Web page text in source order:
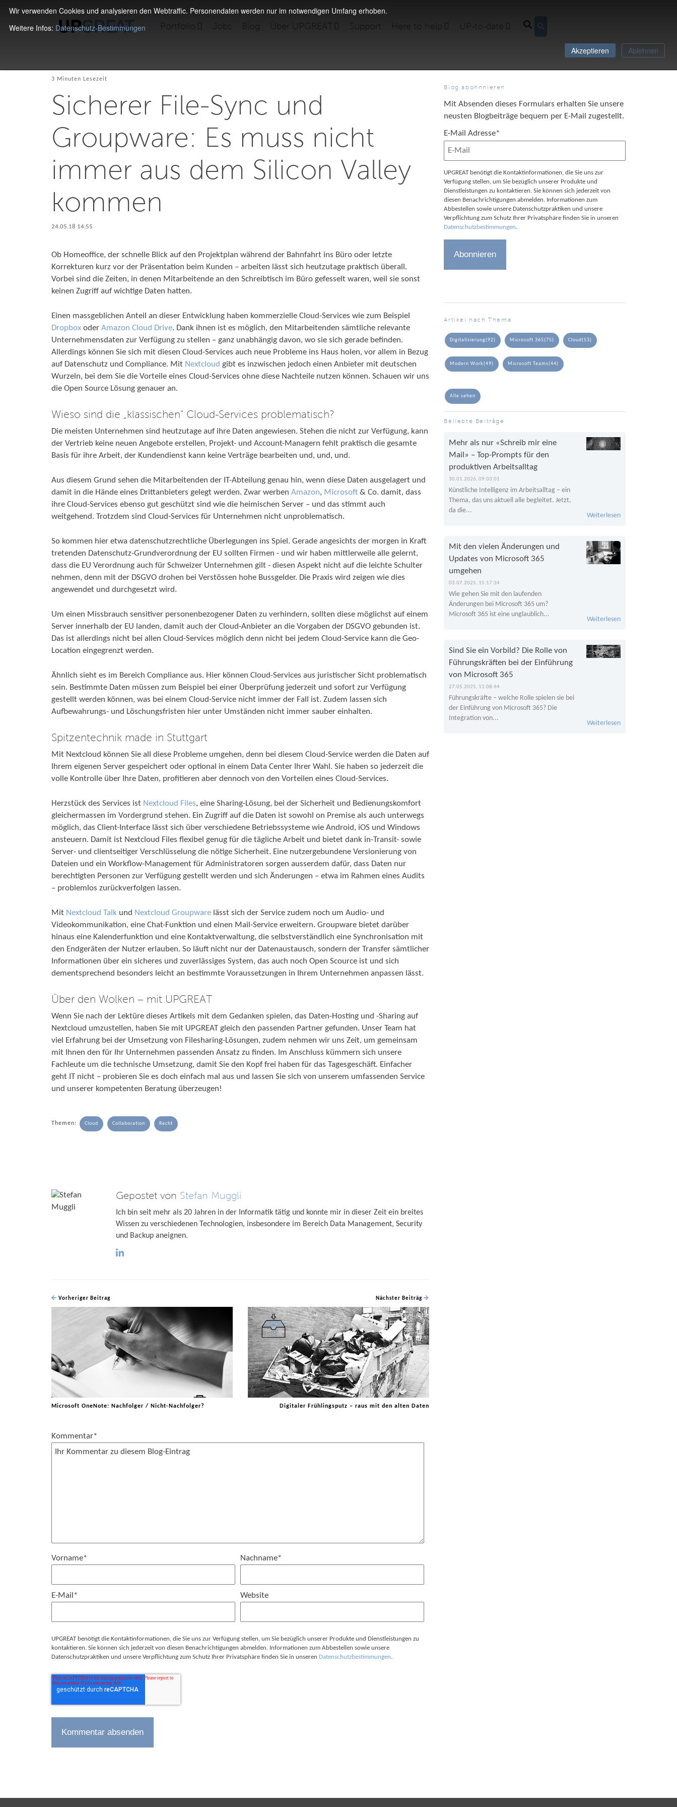
Wir verwenden Cookies und analysieren den Webtraffic. Personendaten werden nur im notwendigen Umfang erhoben.
Weitere Infos: Datenschutz-Bestimmungen
Akzeptieren Ablehnen
Portfolio Jobs Blog Über UPGREAT Support Here to help UP-to-date
3 Minuten Lesezeit
Sicherer File-Sync und
Groupware: Es muss nicht
immer aus dem Silicon Valley
kommen
24.05.18 14:55
Ob Homeoffice, der schnelle Blick auf den Projektplan während der Bahnfahrt ins Büro oder letzte
Korrekturen kurz vor der Präsentation beim Kunden – arbeiten lässt sich heutzutage praktisch überall.
Vorbei sind die Zeiten, in denen Mitarbeitende an den Schreibtisch im Büro gefesselt waren, weil sie sonst
keinen Zugriff auf wichtige Daten hatten.
Einen massgeblichen Anteil an dieser Entwicklung haben kommerzielle Cloud-Services wie zum Beispiel
Dropbox oder Amazon Cloud Drive. Dank ihnen ist es möglich, den Mitarbeitenden sämtliche relevante
Unternehmensdaten zur Verfügung zu stellen – ganz unabhängig davon, wo sie sich gerade befinden.
Allerdings können Sie sich mit diesen Cloud-Services auch neue Probleme ins Haus holen, vor allem in Bezug
auf Datenschutz und Compliance. Mit Nextcloud gibt es inzwischen jedoch einen Anbieter mit deutschen
Wurzeln, bei dem Sie die Vorteile eines Cloud-Services ohne diese Nachteile nutzen können. Schauen wir uns
die Open Source Lösung genauer an.
Wieso sind die „klassischen“ Cloud-Services problematisch?
Die meisten Unternehmen sind heutzutage auf ihre Daten angewiesen. Stehen die nicht zur Verfügung, kann
der Vertrieb keine neuen Angebote erstellen, Projekt- und Account-Managern fehlt praktisch die gesamte
Basis für ihre Arbeit, der Kundendienst kann keine Verträge bearbeiten und, und, und.
Aus diesem Grund sehen die Mitarbeitenden der IT-Abteilung genau hin, wenn diese Daten ausgelagert und
damit in die Hände eines Drittanbieters gelegt werden. Zwar werben Amazon, Microsoft & Co. damit, dass
ihre Cloud-Services ebenso gut geschützt sind wie die heimischen Server – und das stimmt auch
weitgehend. Trotzdem sind Cloud-Services für Unternehmen nicht unproblematisch.
So kommen hier etwa datenschutzrechtliche Überlegungen ins Spiel. Gerade angesichts der morgen in Kraft
tretenden Datenschutz-Grundverordnung der EU sollten Firmen - und wir haben mittlerweile alle gelernt,
dass die EU Verordnung auch für Schweizer Unternehmen gilt - diesen Aspekt nicht auf die leichte Schulter
nehmen, denn mit der DSGVO drohen bei Verstössen hohe Bussgelder. Die Praxis wird zeigen wie dies
angewendet und durchgesetzt wird.
Um einen Missbrauch sensitiver personenbezogener Daten zu verhindern, sollten diese möglichst auf einem
Server innerhalb der EU landen, damit auch der Cloud-Anbieter an die Vorgaben der DSGVO gebunden ist.
Das ist allerdings nicht bei allen Cloud-Services möglich denn nicht bei jedem Cloud-Service kann die Geo-
Location eingegrenzt werden.
Ähnlich sieht es im Bereich Compliance aus. Hier können Cloud-Services aus juristischer Sicht problematisch
sein. Bestimmte Daten müssen zum Beispiel bei einer Überprüfung jederzeit und sofort zur Verfügung
gestellt werden können, was bei einem Cloud-Service nicht immer der Fall ist. Zudem lassen sich
Aufbewahrungs- und Löschungsfristen hier unter Umständen nicht immer sauber einhalten.
Spitzentechnik made in Stuttgart
Mit Nextcloud können Sie all diese Probleme umgehen, denn bei diesem Cloud-Service werden die Daten auf
Ihrem eigenen Server gespeichert oder optional in einem Data Center Ihrer Wahl. Sie haben so jederzeit die
volle Kontrolle über Ihre Daten, profitieren aber dennoch von den Vorteilen eines Cloud-Services.
Herzstück des Services ist Nextcloud Files, eine Sharing-Lösung, bei der Sicherheit und Bedienungskomfort
gleichermassen im Vordergrund stehen. Ein Zugriff auf die Daten ist sowohl on Premise als auch unterwegs
möglich, das Client-Interface lässt sich über verschiedene Betriebssysteme wie Android, iOS und Windows
ansteuern. Damit ist Nextcloud Files flexibel genug für die tägliche Arbeit und bietet dank in-Transit- sowie
Server- und clientseitiger Verschlüsselung die nötige Sicherheit. Eine nutzergebundene Versionierung von
Dateien und ein Workflow-Management für Administratoren sorgen ausserdem dafür, dass Daten nur
berechtigten Personen zur Verfügung gestellt werden und sich Änderungen – etwa im Rahmen eines Audits
– problemlos zurückverfolgen lassen.
Mit Nextcloud Talk und Nextcloud Groupware lässt sich der Service zudem noch um Audio- und
Videokommunikation, eine Chat-Funktion und einen Mail-Service erweitern. Groupware bietet darüber
hinaus eine Kalenderfunktion und eine Kontaktverwaltung, die selbstverständlich eine Synchronisation mit
den Endgeräten der Nutzer erlauben. So läuft nicht nur der Datenaustausch, sondern der Transfer sämtlicher
Informationen über ein sicheres und zuverlässiges System, das auch noch Open Scource ist und sich
dementsprechend besonders leicht an bestimmte Voraussetzungen in Ihrem Unternehmen anpassen lässt.
Über den Wolken – mit UPGREAT
Wenn Sie nach der Lektüre dieses Artikels mit dem Gedanken spielen, das Daten-Hosting und -Sharing auf
Nextcloud umzustellen, haben Sie mit UPGREAT gleich den passenden Partner gefunden. Unser Team hat
viel Erfahrung bei der Umsetzung von Filesharing-Lösungen, zudem nehmen wir uns Zeit, um gemeinsam
mit Ihnen den für Ihr Unternehmen passenden Ansatz zu finden. Im Anschluss kümmern sich unsere
Fachleute um die technische Umsetzung, damit Sie den Kopf frei haben für das Tagesgeschäft. Einfacher
geht IT nicht – probieren Sie es doch einfach mal aus und lassen Sie sich von unserem umfassenden Service
und unserer kompetenten Beratung überzeugen!
Themen: Cloud Collaboration Recht
Gepostet von Stefan Muggli
Ich bin seit mehr als 20 Jahren in der Informatik tätig und konnte mir in dieser Zeit ein breites
Wissen zu verschiedenen Technologien, insbesondere im Bereich Data Management, Security
und Backup aneignen.
Vorheriger Beitrag
Microsoft OneNote: Nachfolger / Nicht-Nachfolger?
Nächster Beiträg
Digitaler Frühlingsputz – raus mit den alten Daten
Kommentar*
Vorname* Nachname*
E-Mail * Website
UPGREAT benötigt die Kontaktinformationen, die Sie uns zur Verfügung stellen, um Sie bezüglich unserer Produkte und Dienstleistungen zu
kontaktieren. Sie können sich jederzeit von diesen Benachrichtigungen abmelden. Informationen zum Abbestellen sowie unsere
Datenschutzpraktiken und unsere Verpflichtung zum Schutz Ihrer Privatsphäre finden Sie in unseren Datenschutzbestimmungen.
Blog abonnnieren
Mit Absenden dieses Formulars erhalten Sie unsere
neusten Blogbeiträge bequem per E-Mail zugestellt.
E-Mail Adresse*
UPGREAT benötigt die Kontaktinformationen, die Sie uns zur
Verfügung stellen, um Sie bezüglich unserer Produkte und
Dienstleistungen zu kontaktieren. Sie können sich jederzeit von
diesen Benachrichtigungen abmelden. Informationen zum
Abbestellen sowie unsere Datenschutzpraktiken und unsere
Verpflichtung zum Schutz Ihrer Privatsphäre finden Sie in unseren
Datenschutzbestimmungen.
Artikel nach Thema
Digitalisierung(92) Microsoft 365(75) Cloud(53)
Modern Work(49) Microsoft Teams(44)
Alle sehen
Beliebte Beiträge
Mehr als nur «Schreib mir eine
Mail» – Top-Prompts für den
produktiven Arbeitsalltag
30.01.2026, 09:03:01
Künstliche Intelligenz im Arbeitsalltag – ein
Thema, das uns aktuell alle begleitet. Jetzt,
da die...
Weiterlesen
Mit den vielen Änderungen und
Updates von Microsoft 365
umgehen
03.07.2025, 15:17:34
Wie gehen Sie mit den laufenden
Änderungen bei Microsoft 365 um?
Microsoft 365 ist eine unglaublich...
Weiterlesen
Sind Sie ein Vorbild? Die Rolle von
Führungskräften bei der Einführung
von Microsoft 365
27.05.2025, 11:08:44
Führungskräfte – welche Rolle spielen sie bei
der Einführung von Microsoft 365? Die
Integration von...
Weiterlesen